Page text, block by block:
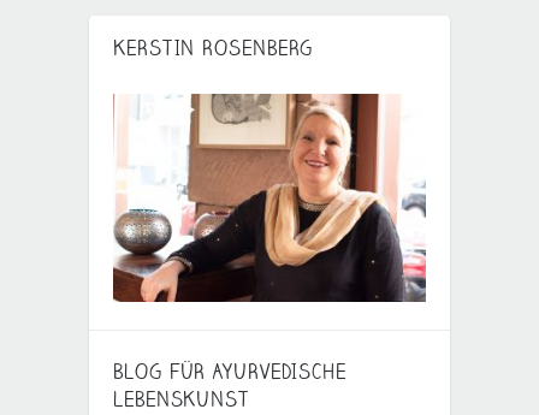
KERSTIN ROSENBERG
BLOG FÜR AYURVEDISCHE
LEBENSKUNST